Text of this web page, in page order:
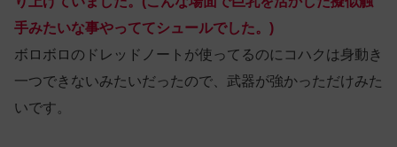
手みたいな事やっててシュールでした。)
ボロボロのドレッドノートが使ってるのにコハクは身動き
一つできないみたいだったので、武器が強かっただけみた
いです。